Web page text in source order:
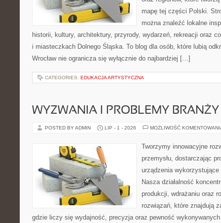
mapę tej części Polski.
można znaleźć lokalne
historii, kultury, architektury, przyrody, wydarzeń, rekreacji oraz
i miasteczkach Dolnego Śląska. To blog dla osób, które lubią
Wrocław nie ogranicza się wyłącznie do najbardziej […]
CATEGORIES: EDUKACJA ARTYSTYCZNA
WYZWANIA I PROBLEMY BRANŻY
POSTED BY ADMIN LIP - 1 - 2026 MOŻLIWOŚĆ
Tworzymy innowacyjne
przemysłu, dostarczając
urządzenia
Nasza działalność
produkcji, wdrażaniu oraz
rozwiązań, które znajdują
gdzie liczy się wydajność, precyzja oraz pewność